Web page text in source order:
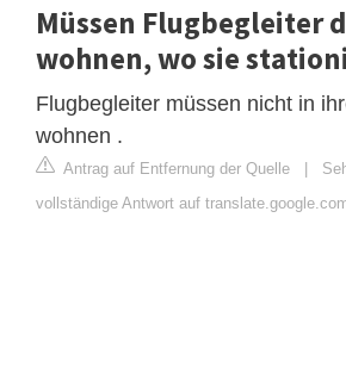
Müssen Flugbegleiter
wohnen, wo sie
Flugbegleiter müssen nicht in
wohnen .
Antrag auf Entfernung der Quelle |
vollständige Antwort auf